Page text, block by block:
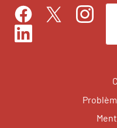
FacebookTwitter
LinkedIn